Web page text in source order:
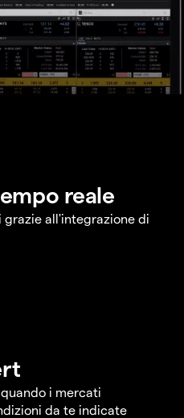
reale
grazie all'integrazione di
i mercati
da te indicate